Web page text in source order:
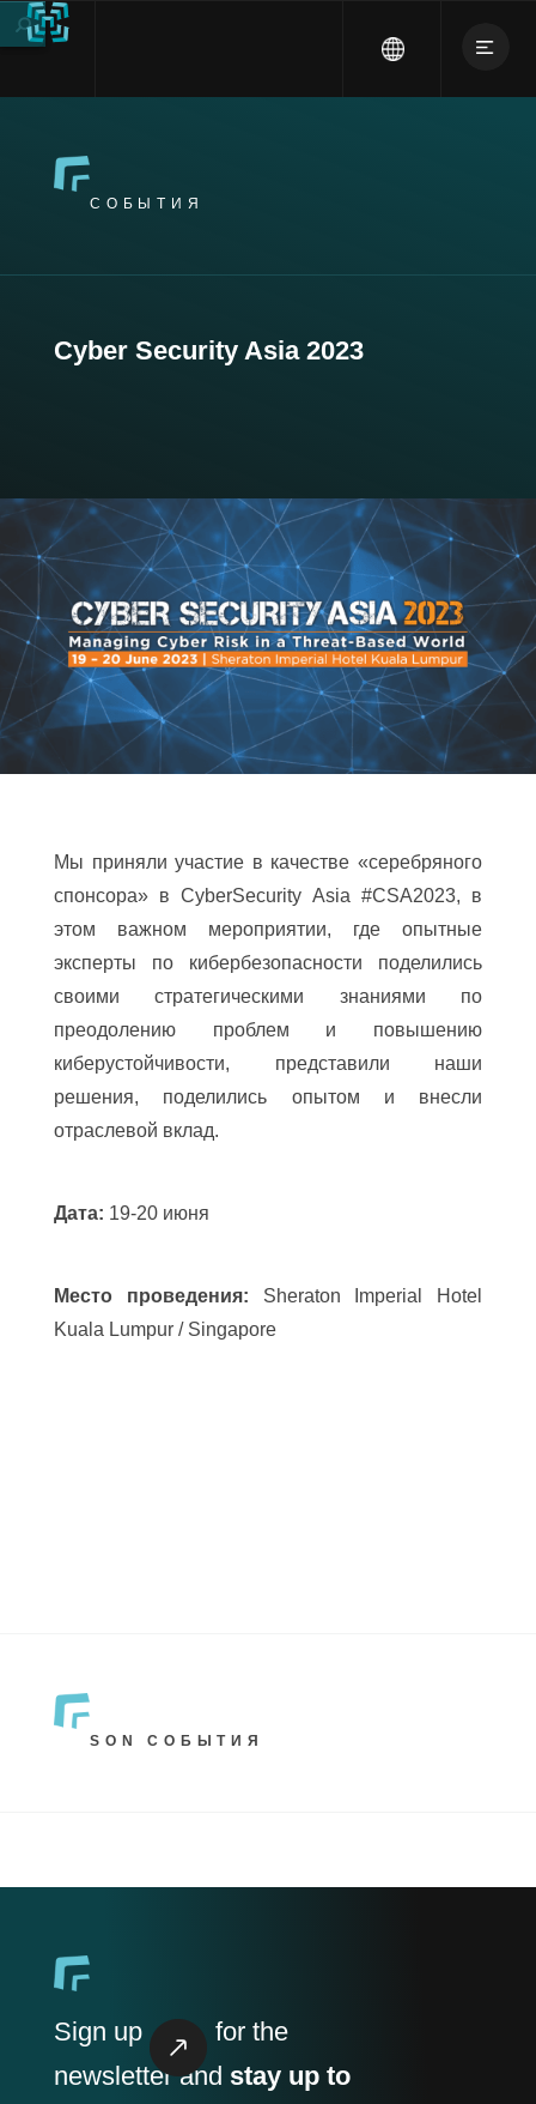
СОБЫТИЯ
Cyber Security Asia 2023
Мы приняли участие в качестве «серебряного
спонсора» в CyberSecurity Asia #CSA2023, в
этом важном мероприятии, где опытные
эксперты по кибербезопасности поделились
своими стратегическими знаниями по
преодолению проблем и повышению
киберустойчивости, представили наши
решения, поделились опытом и внесли
отраслевой вклад.
Дата: 19-20 июня
Место проведения: Sheraton Imperial Hotel
Kuala Lumpur / Singapore
SON СОБЫТИЯ
Sign up
for the
newsletter and stay up to